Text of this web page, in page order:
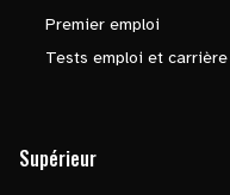
Premier emploi
Tests emploi et carrière
Supérieur